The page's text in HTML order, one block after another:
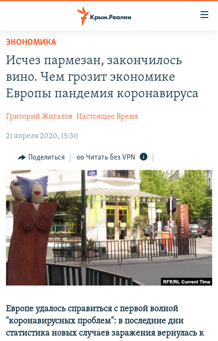
Вернуться
основному
содержанию
Вернутся
главной
навигации
Вернутся
поиску
СПЕЦПРОЕКТЫ
11 ЛЕТ ОККУПАЦИИ КРЫМА. 11 ИСТОРИЙ СОПРОТИВЛЕНИЯ
ВОДА
ЕЩЕ
ИНТЕРАКТИВ
ИНФОГРАФИКА
ТЕЛЕПРОЕКТ КРЫМ.РЕАЛИИ
СОВЕТЫ ПРАВОЗАЩИТНИКОВ
ПРОПАВШИЕ БЕЗ ВЕСТИ
ПОБЕДИТЕЛЕЙ НЕ СУДЯТ?
КРЫМ.НЕПОКОРЕННЫЙ
УКРАИНСКАЯ ПРОБЛЕМА КРЫМА
РАДІО СВОБОДА
КАК ОБОЙТИ БЛОКИРОВКУ
Українською
Qırımtatar
ПРИСОЕДИНЯЙТЕСЬ!
ЭКОНОМИКА
Исчез пармезан, закончилось
вино. Чем грозит экономике
Европы пандемия коронавируса
Григорий Жигалов Настоящее Время
21 апреля 2020, 15:30
Поделиться Читать без VPN
Европе удалось справиться с первой волной
"коронавирусных проблем": в последние дни
статистика новых случаев заражения вернулась к